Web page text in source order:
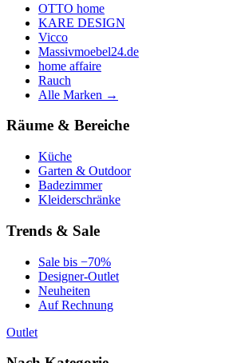
OTTO home
KARE DESIGN
Vicco
Massivmoebel24.de
home affaire
Rauch
Alle Marken →
Räume & Bereiche
Küche
Garten & Outdoor
Badezimmer
Kleiderschränke
Trends & Sale
Sale bis −70%
Designer-Outlet
Neuheiten
Auf Rechnung
Outlet